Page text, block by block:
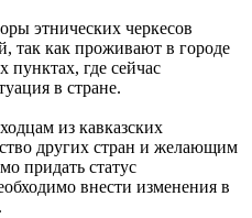
этнических черкесов
так как проживают в городе
где сейчас
в стране.
из кавказских
других стран и желающим
придать статус
внести изменения в